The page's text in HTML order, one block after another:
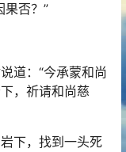
果否？”
道：“今承蒙和尚
，祈请和尚慈
下，找到一头死